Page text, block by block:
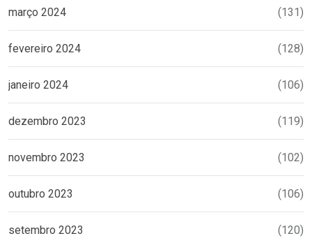
março 2024 (131)
fevereiro 2024 (128)
janeiro 2024 (106)
dezembro 2023 (119)
novembro 2023 (102)
outubro 2023 (106)
setembro 2023 (120)